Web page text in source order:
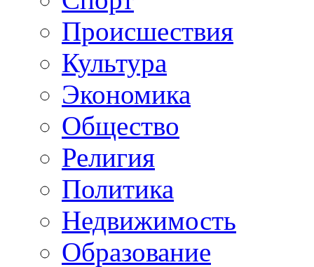
Происшествия
Культура
Экономика
Общество
Религия
Политика
Недвижимость
Образование